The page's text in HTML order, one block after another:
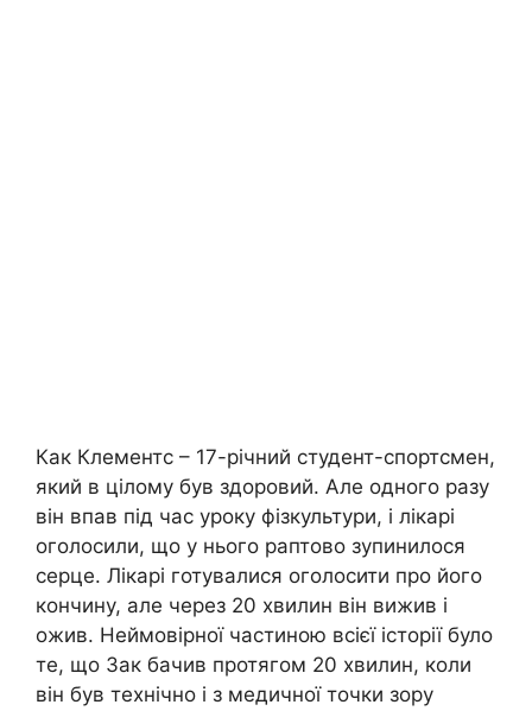
Как Клементс – 17-річний студент-спортсмен,
який в цілому був здоровий. Але одного разу
він впав під час уроку фізкультури, і лікарі
оголосили, що у нього раптово зупинилося
серце. Лікарі готувалися оголосити про його
кончину, але через 20 хвилин він вижив і
ожив. Неймовірної частиною всієї історії було
те, що Зак бачив протягом 20 хвилин, коли
він був технічно і з медичної точки зору